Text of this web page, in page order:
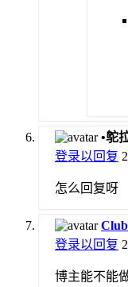
•鸵
登录以回复
怎么回复呀
登录以回复
博主能不能